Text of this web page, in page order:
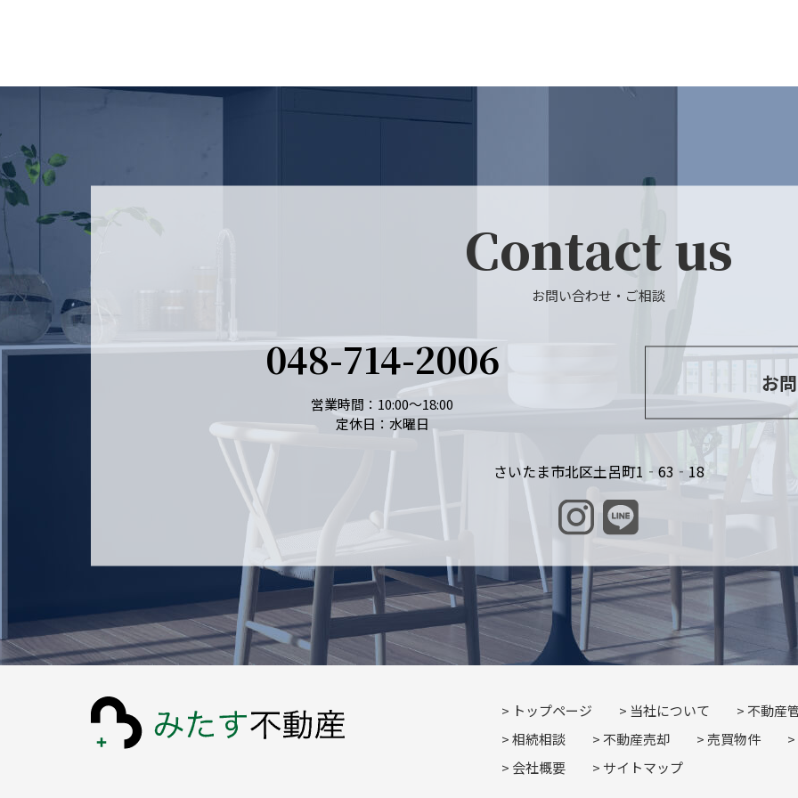
Contact us
お問い合わせ・ご相談
048-714-2006
営業時間：10:00～18:00
定休日：水曜日
お
さいたま市北区土呂町1‐63‐18
トップページ 当社について
不動産
相続相談
不動産売却
売買物件
会社概要
サイトマップ